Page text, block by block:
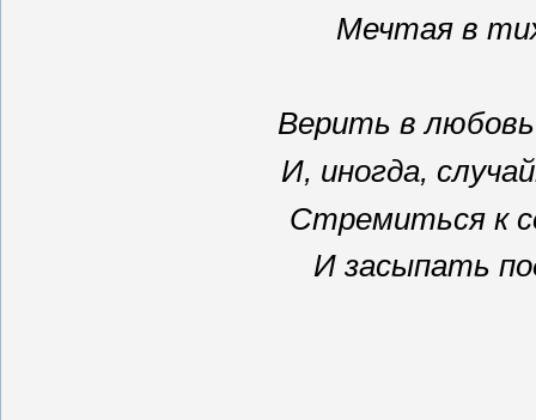
Мечтая в
Верить в
И, иногда,
Стремиться к
И засыпать